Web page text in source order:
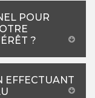
POUR
?
EFFECTUANT